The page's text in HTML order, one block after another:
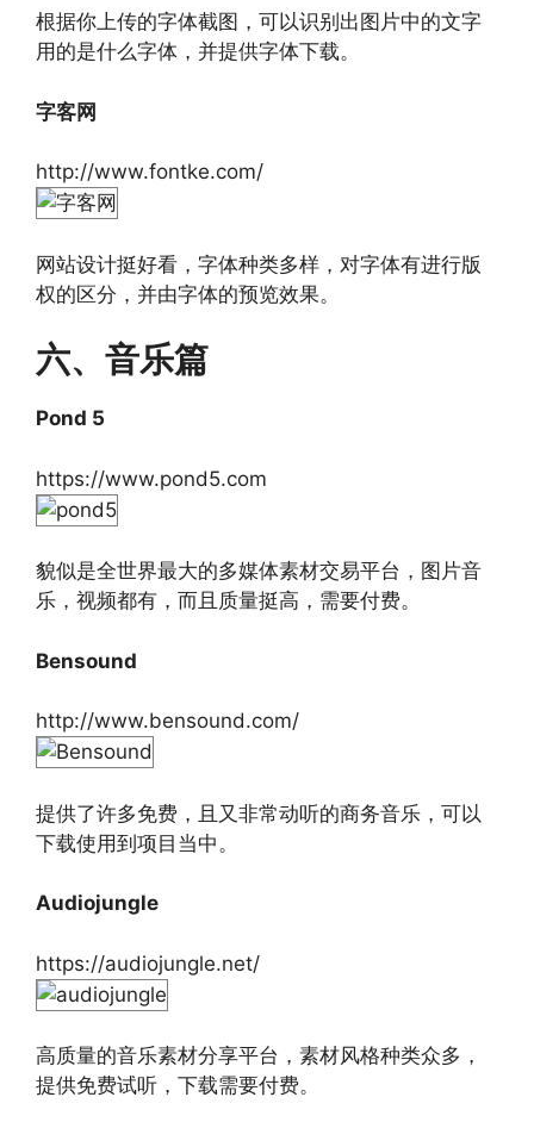
根据你上传的字体截图，可以识别出图片中的文字
用的是什么字体，并提供字体下载。
字客网
http://www.fontke.com/
网站设计挺好看，字体种类多样，对字体有进行版
权的区分，并由字体的预览效果。
六、音乐篇
Pond 5
https://www.pond5.com
貌似是全世界最大的多媒体素材交易平台，图片音
乐，视频都有，而且质量挺高，需要付费。
Bensound
http://www.bensound.com/
提供了许多免费，且又非常动听的商务音乐，可以
下载使用到项目当中。
Audiojungle
https://audiojungle.net/
高质量的音乐素材分享平台，素材风格种类众多，
提供免费试听，下载需要付费。